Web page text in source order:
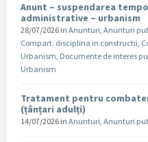
Anunt – suspendarea
administrative – urbanism
28/07/2026 in Anunturi, Anunturi
Compart. disciplina in constructii,
Urbanism, Documente de interes
Urbanism
Tratament pentru
(țânțari adulți)
14/07/2026 in Anunturi, Anunturi